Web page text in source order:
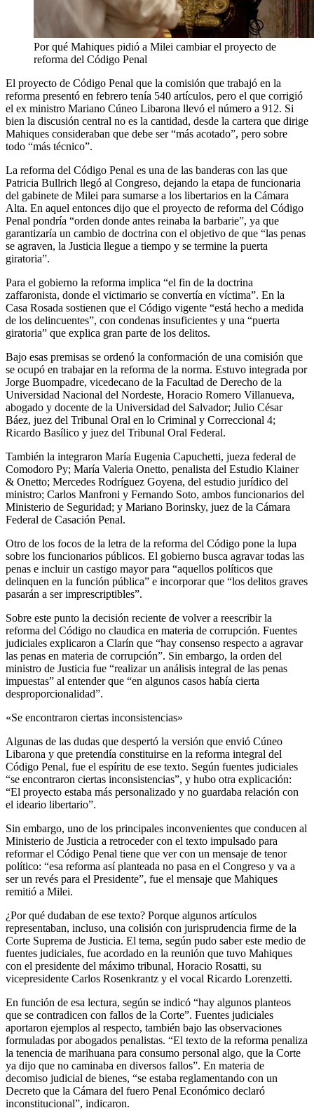
Por qué Mahiques pidió a Milei cambiar el proyecto de
reforma del Código Penal
El proyecto de Código Penal que la comisión que trabajó en la
reforma presentó en febrero tenía 540 artículos, pero el que corrigió
el ex ministro Mariano Cúneo Libarona llevó el número a 912. Si
bien la discusión central no es la cantidad, desde la cartera que dirige
Mahiques consideraban que debe ser “más acotado”, pero sobre
todo “más técnico”.
La reforma del Código Penal es una de las banderas con las que
Patricia Bullrich llegó al Congreso, dejando la etapa de funcionaria
del gabinete de Milei para sumarse a los libertarios en la Cámara
Alta. En aquel entonces dijo que el proyecto de reforma del Código
Penal pondría “orden donde antes reinaba la barbarie”, ya que
garantizaría un cambio de doctrina con el objetivo de que “las penas
se agraven, la Justicia llegue a tiempo y se termine la puerta
giratoria”.
Para el gobierno la reforma implica “el fin de la doctrina
zaffaronista, donde el victimario se convertía en víctima”. En la
Casa Rosada sostienen que el Código vigente “está hecho a medida
de los delincuentes”, con condenas insuficientes y una “puerta
giratoria” que explica gran parte de los delitos.
Bajo esas premisas se ordenó la conformación de una comisión que
se ocupó en trabajar en la reforma de la norma. Estuvo integrada por
Jorge Buompadre, vicedecano de la Facultad de Derecho de la
Universidad Nacional del Nordeste, Horacio Romero Villanueva,
abogado y docente de la Universidad del Salvador; Julio César
Báez, juez del Tribunal Oral en lo Criminal y Correccional 4;
Ricardo Basílico y juez del Tribunal Oral Federal.
También la integraron María Eugenia Capuchetti, jueza federal de
Comodoro Py; María Valeria Onetto, penalista del Estudio Klainer
& Onetto; Mercedes Rodríguez Goyena, del estudio jurídico del
ministro; Carlos Manfroni y Fernando Soto, ambos funcionarios del
Ministerio de Seguridad; y Mariano Borinsky, juez de la Cámara
Federal de Casación Penal.
Otro de los focos de la letra de la reforma del Código pone la lupa
sobre los funcionarios públicos. El gobierno busca agravar todas las
penas e incluir un castigo mayor para “aquellos políticos que
delinquen en la función pública” e incorporar que “los delitos graves
pasarán a ser imprescriptibles”.
Sobre este punto la decisión reciente de volver a reescribir la
reforma del Código no claudica en materia de corrupción. Fuentes
judiciales explicaron a Clarín que “hay consenso respecto a agravar
las penas en materia de corrupción”. Sin embargo, la orden del
ministro de Justicia fue “realizar un análisis integral de las penas
impuestas” al entender que “en algunos casos había cierta
desproporcionalidad”.
«Se encontraron ciertas inconsistencias»
Algunas de las dudas que despertó la versión que envió Cúneo
Libarona y que pretendía constituirse en la reforma integral del
Código Penal, fue el espíritu de ese texto. Según fuentes judiciales
“se encontraron ciertas inconsistencias”, y hubo otra explicación:
“El proyecto estaba más personalizado y no guardaba relación con
el ideario libertario”.
Sin embargo, uno de los principales inconvenientes que conducen al
Ministerio de Justicia a retroceder con el texto impulsado para
reformar el Código Penal tiene que ver con un mensaje de tenor
político: “esa reforma así planteada no pasa en el Congreso y va a
ser un revés para el Presidente”, fue el mensaje que Mahiques
remitió a Milei.
¿Por qué dudaban de ese texto? Porque algunos artículos
representaban, incluso, una colisión con jurisprudencia firme de la
Corte Suprema de Justicia. El tema, según pudo saber este medio de
fuentes judiciales, fue acordado en la reunión que tuvo Mahiques
con el presidente del máximo tribunal, Horacio Rosatti, su
vicepresidente Carlos Rosenkrantz y el vocal Ricardo Lorenzetti.
En función de esa lectura, según se indicó “hay algunos planteos
que se contradicen con fallos de la Corte”. Fuentes judiciales
aportaron ejemplos al respecto, también bajo las observaciones
formuladas por abogados penalistas. “El texto de la reforma penaliza
la tenencia de marihuana para consumo personal algo, que la Corte
ya dijo que no caminaba en diversos fallos”. En materia de
decomiso judicial de bienes, “se estaba reglamentando con un
Decreto que la Cámara del fuero Penal Económico declaró
inconstitucional”, indicaron.